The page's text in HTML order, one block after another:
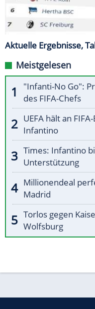
Aktuelle Ergebnisse,
Meistgelesen
"Infanti-No Go":
des FIFA-Chefs
UEFA hält an
Infantino
Times: Infantino
Unterstützung
Millionendeal
Madrid
Torlos gegen
Wolfsburg